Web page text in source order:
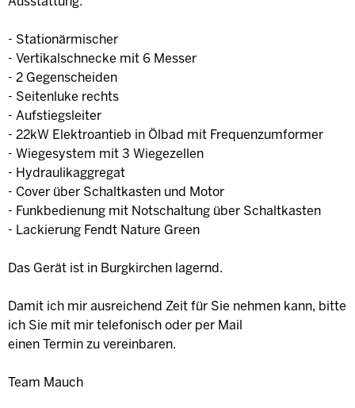
- Stationärmischer
- Vertikalschnecke mit 6 Messer
- 2 Gegenscheiden
- Seitenluke rechts
- Aufstiegsleiter
- 22kW Elektroantieb in Ölbad mit Frequenzumformer
- Wiegesystem mit 3 Wiegezellen
- Hydraulikaggregat
- Cover über Schaltkasten und Motor
- Funkbedienung mit Notschaltung über Schaltkasten
- Lackierung Fendt Nature Green
Das Gerät ist in Burgkirchen lagernd.
Damit ich mir ausreichend Zeit für Sie nehmen kann, bitte
ich Sie mit mir telefonisch oder per Mail
einen Termin zu vereinbaren.
Team Mauch